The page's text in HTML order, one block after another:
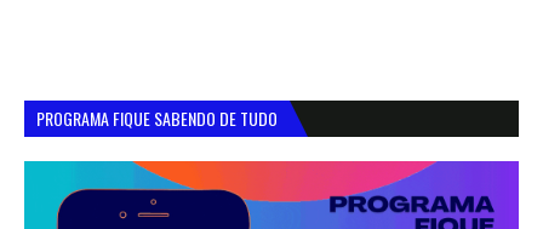
PROGRAMA FIQUE SABENDO DE TUDO